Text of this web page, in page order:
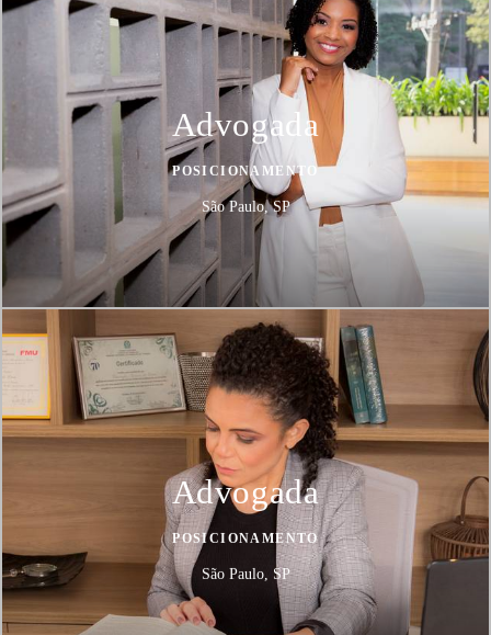
Advogada
POSICIONAMENTO
São Paulo, SP
Advogada
POSICIONAMENTO
São Paulo, SP